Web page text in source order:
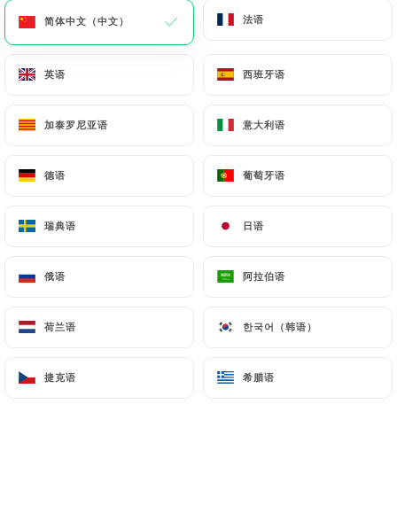
简体中文（中文） 法语
英语 西班牙语
加泰罗尼亚语 意大利语
德语 葡萄牙语
瑞典语 日语
俄语 阿拉伯语
荷兰语 한국어（韩语）
捷克语 希腊语
Pepelino Pizza
简体中文（中文） 法语
英语 西班牙语
加泰罗尼亚语 意大利语
德语 葡萄牙语
瑞典语 日语
俄语 阿拉伯语
荷兰语 한국어（韩语）
捷克语 希腊语